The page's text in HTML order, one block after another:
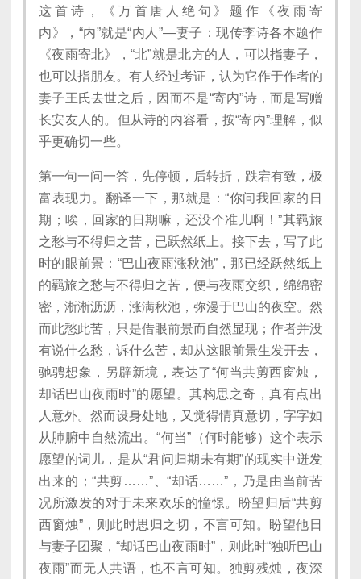
这首诗，《万首唐人绝句》题作《夜雨寄
内》，“内”就是“内人”—妻子：现传李诗各本题作
《夜雨寄北》，“北”就是北方的人，可以指妻子，
也可以指朋友。有人经过考证，认为它作于作者的
妻子王氏去世之后，因而不是“寄内”诗，而是写赠
长安友人的。但从诗的内容看，按“寄内”理解，似
乎更确切一些。
第一句一问一答，先停顿，后转折，跌宕有致，极
富表现力。翻译一下，那就是：“你问我回家的日
期；唉，回家的日期嘛，还没个准儿啊！”其羁旅
之愁与不得归之苦，已跃然纸上。接下去，写了此
时的眼前景：“巴山夜雨涨秋池”，那已经跃然纸上
的羁旅之愁与不得归之苦，便与夜雨交织，绵绵密
密，淅淅沥沥，涨满秋池，弥漫于巴山的夜空。然
而此愁此苦，只是借眼前景而自然显现；作者并没
有说什么愁，诉什么苦，却从这眼前景生发开去，
驰骋想象，另辟新境，表达了“何当共剪西窗烛，
却话巴山夜雨时”的愿望。其构思之奇，真有点出
人意外。然而设身处地，又觉得情真意切，字字如
从肺腑中自然流出。“何当”（何时能够）这个表示
愿望的词儿，是从“君问归期未有期”的现实中迸发
出来的；“共剪……”、“却话……”，乃是由当前苦
况所激发的对于未来欢乐的憧憬。盼望归后“共剪
西窗烛”，则此时思归之切，不言可知。盼望他日
与妻子团聚，“却话巴山夜雨时”，则此时“独听巴山
夜雨”而无人共语，也不言可知。独剪残烛，夜深